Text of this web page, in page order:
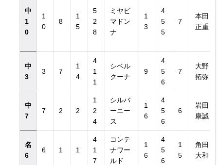
中
1
0
1
0
8
1
5
5
2
8
ミヤビ
マドン
ナ
1
3
4
5
5
7
本田
正重
中
3
3 7
1
4
4
1
1
シベル
クーナ
9
4
5
6
7
大野
拓弥
中
7
7 2 2
1
2
4
シルバ
ーニー
ス
1
6
4
5
6
6
岩田
康誠
名
6
6 1 1
4
1
7
コンテ
ナワー
ルド
1
6
4
5
6
1
5
角田
大和